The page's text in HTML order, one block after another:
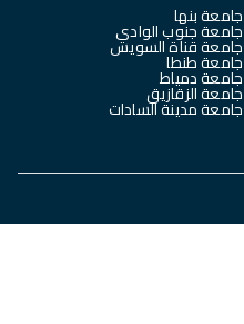
جامعة بنها
جامعة جنوب الوادي
جامعة قناة السويس
جامعة طنطا
جامعة دمياط
جامعة الزقازيق
جامعة مدينة السادات
العلوم الرياضية